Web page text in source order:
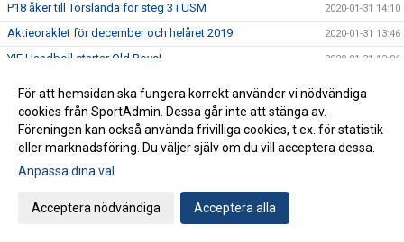
P18 åker till Torslanda för steg 3 i USM 2020-01-31 14:10
Aktieoraklet för december och helåret 2019 2020-01-31 13:46
YIF Handboll startar Old Boys! 2020-01-31 12:06
Vinst med 39-27 över Kolstad
F16 åker till Göteborg för steg 3 i USM 2020-01-23 09:23
Landslaget spelar mellanrundan i Malmö
För att hemsidan ska fungera korrekt använder vi nödvändiga
cookies från SportAdmin. Dessa går inte att stänga av.
Föreningen kan också använda frivilliga cookies, t.ex. för statistik
eller marknadsföring. Du väljer själv om du vill acceptera dessa.
Anpassa dina val
Acceptera nödvändiga Acceptera alla